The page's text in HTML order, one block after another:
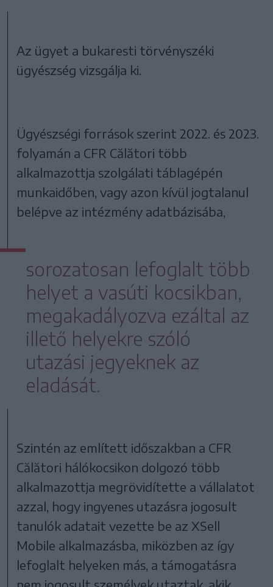
Az ügyet a bukaresti törvényszéki
ügyészség vizsgálja ki.
Ügyészségi források szerint 2022. és 2023.
folyamán a CFR Călători több
alkalmazottja szolgálati táblagépén
munkaidőben, vagy azon kívül jogtalanul
belépve az intézmény adatbázisába,
sorozatosan lefoglalt több
helyet a vasúti kocsikban,
megakadályozva ezáltal az
illető helyekre szóló
utazási jegyeknek az
eladását.
Szintén az említett időszakban a CFR
Călători hálókocsikon dolgozó több
alkalmazottja megrövidítette a vállalatot
azzal, hogy ingyenes utazásra jogosult
tanulók adatait vezette be az XSell
Mobile alkalmazásba, miközben az így
lefoglalt helyeken más, a támogatásra